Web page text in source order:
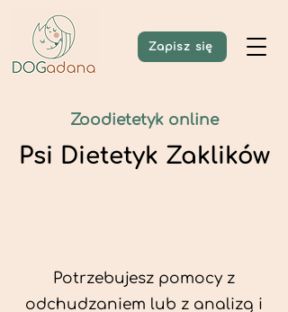
Zapisz się
Zoodietetyk online
Psi Dietetyk Zaklików
Potrzebujesz pomocy z
odchudzaniem lub z analizą i